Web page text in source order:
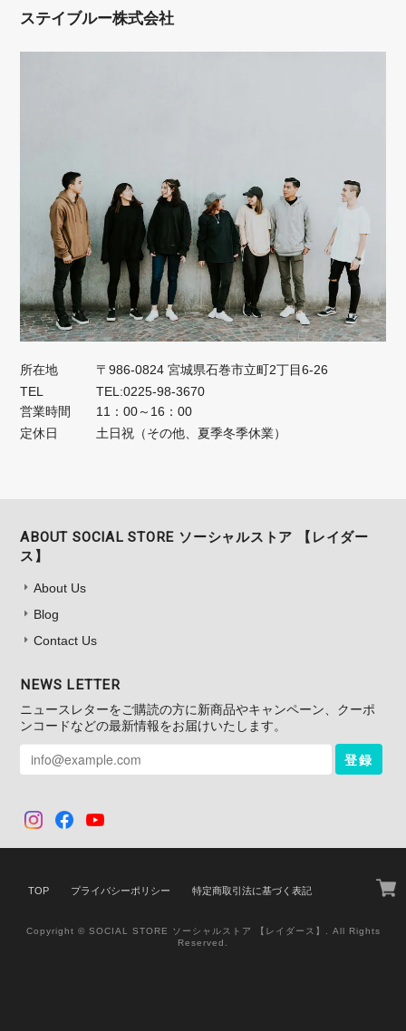
ステイブルー株式会社
所在地
〒986-0824 宮城県石巻市立町2丁目6-26
TEL
TEL:0225-98-3670
営業時間
11：00～16：00
定休日
土日祝（その他、夏季冬季休業）
ABOUT SOCIAL STORE ソーシャルストア 【レイダー
ス】
About Us
Blog
Contact Us
NEWS LETTER
ニュースレターをご購読の方に新商品やキャンペーン、クーポ
ンコードなどの最新情報をお届けいたします。
登録
TOP プライバシーポリシー 特定商取引法に基づく表記
Copyright © SOCIAL STORE ソーシャルストア 【レイダース】. All Rights
Reserved.